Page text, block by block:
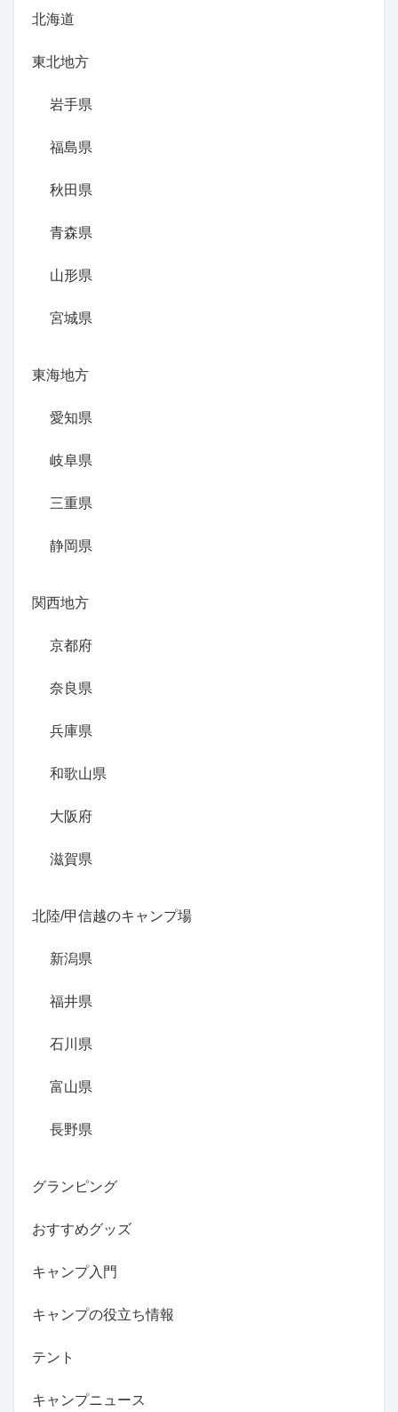
北海道
東北地方
岩手県
福島県
秋田県
青森県
山形県
宮城県
東海地方
愛知県
岐阜県
三重県
静岡県
関西地方
京都府
奈良県
兵庫県
和歌山県
大阪府
滋賀県
北陸/甲信越のキャンプ場
新潟県
福井県
石川県
富山県
長野県
グランピング
おすすめグッズ
キャンプ入門
キャンプの役立ち情報
テント
キャンプニュース